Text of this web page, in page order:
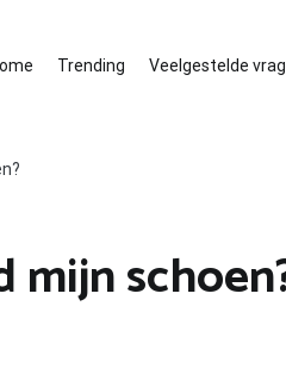
Trending Veelgestelde
mijn